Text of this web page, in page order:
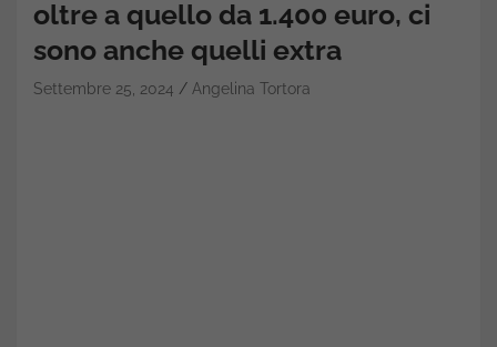
oltre a quello da 1.400 euro, ci
sono anche quelli extra
Settembre 25, 2024 Angelina Tortora